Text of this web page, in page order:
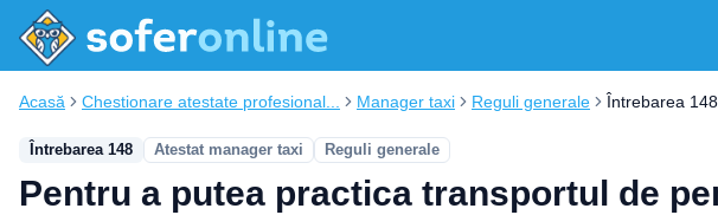
Acasă Chestionare atestate profesional... Manager taxi Reguli generale Întrebarea 148
Întrebarea 148 Atestat manager taxi Reguli generale
Pentru a putea practica transportul de